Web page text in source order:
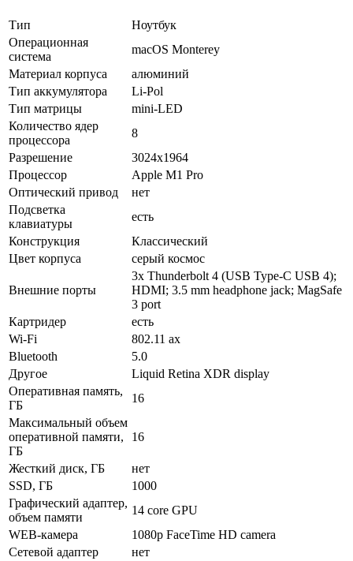
Тип
Ноутбук
Операционная
система
macOS Monterey
Материал корпуса
алюминий
Тип аккумулятора
Li-Pol
Тип матрицы
mini-LED
Количество ядер
процессора
8
Разрешение
3024x1964
Процессор
Apple M1 Pro
Оптический привод
нет
Подсветка
клавиатуры
есть
Конструкция
Классический
Цвет корпуса
серый космос
Внешние порты
3x Thunderbolt 4 (USB Type-C USB 4);
HDMI; 3.5 mm headphone jack; MagSafe
3 port
Картридер
есть
Wi-Fi
802.11 ax
Bluetooth
5.0
Другое
Liquid Retina XDR display
Оперативная память,
ГБ
16
Максимальный объем
оперативной памяти,
ГБ
16
Жесткий диск, ГБ
нет
SSD, ГБ
1000
Графический адаптер,
объем памяти
14 core GPU
WEB-камера
1080p FaceTime HD camera
Сетевой адаптер
нет